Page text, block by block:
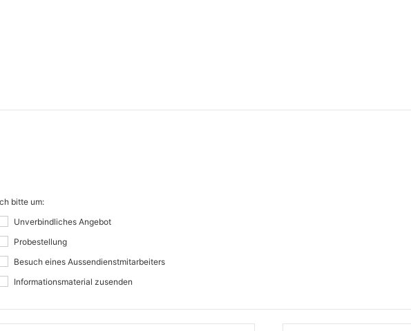
bitte um:
Unverbindliches Angebot
Probestellung
Besuch eines Aussendienstmitarbeiters
Informationsmaterial zusenden